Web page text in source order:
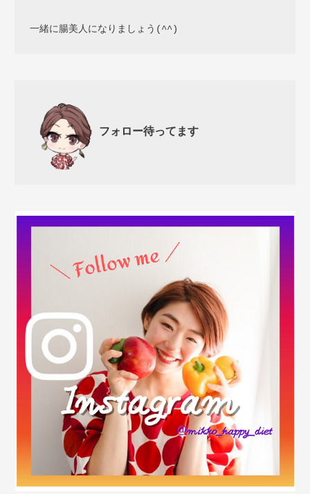
一緒に腸美人になりましょう(^^)
フォロー待ってます